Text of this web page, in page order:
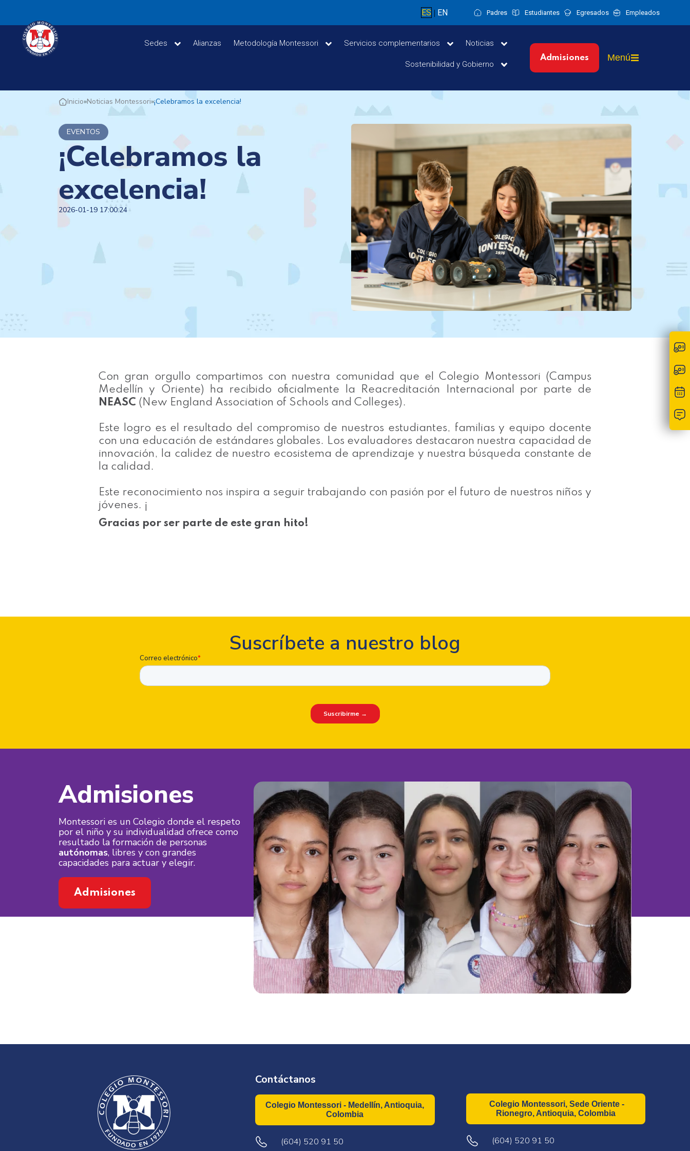
ES | EN Padres Estudiantes Egresados Empleados
Sedes Alianzas Metodología Montessori Servicios complementarios Noticias
Sostenibilidad y Gobierno
Admisiones Menú
Inicio»Noticias Montessori»¡Celebramos la excelencia!
EVENTOS
¡Celebramos la
excelencia!
2026-01-19 17:00:24
Con gran orgullo compartimos con nuestra comunidad que el Colegio Montessori (Campus
Medellín y Oriente) ha recibido oficialmente la Reacreditación Internacional por parte de
NEASC (New England Association of Schools and Colleges).
Este logro es el resultado del compromiso de nuestros estudiantes, familias y equipo docente
con una educación de estándares globales. Los evaluadores destacaron nuestra capacidad de
innovación, la calidez de nuestro ecosistema de aprendizaje y nuestra búsqueda constante de
la calidad.
Este reconocimiento nos inspira a seguir trabajando con pasión por el futuro de nuestros niños y
jóvenes. ¡
Gracias por ser parte de este gran hito!
Suscríbete a nuestro blog
Admisiones
Montessori es un Colegio donde el respeto
por el niño y su individualidad ofrece como
resultado la formación de personas
autónomas, libres y con grandes
capacidades para actuar y elegir.
Admisiones
Contáctanos
Colegio Montessori - Medellín, Antioquia,
Colombia
(604) 520 91 50
Colegio Montessori, Sede Oriente -
Rionegro, Antioquia, Colombia
(604) 520 91 50